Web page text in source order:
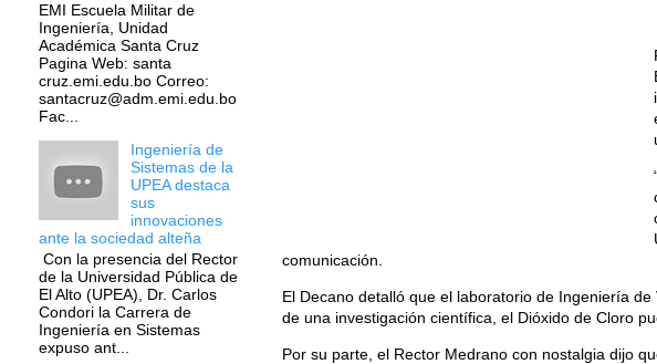
comunicación.
El Decano detalló que el laboratorio de Ingeniería
de una investigación científica, el Dióxido de Cloro
Por su parte, el Rector Medrano con nostalgia dijo
EMI Escuela Militar de
Ingeniería, Unidad
Académica Santa Cruz
Pagina Web: santa
cruz.emi.edu.bo Correo:
santacruz@adm.emi.edu.bo
Fac...
Ingeniería de
Sistemas de la
UPEA destaca
sus
innovaciones
ante la sociedad alteña
Con la presencia del Rector
de la Universidad Pública de
El Alto (UPEA), Dr. Carlos
Condori la Carrera de
Ingeniería en Sistemas
expuso ant...